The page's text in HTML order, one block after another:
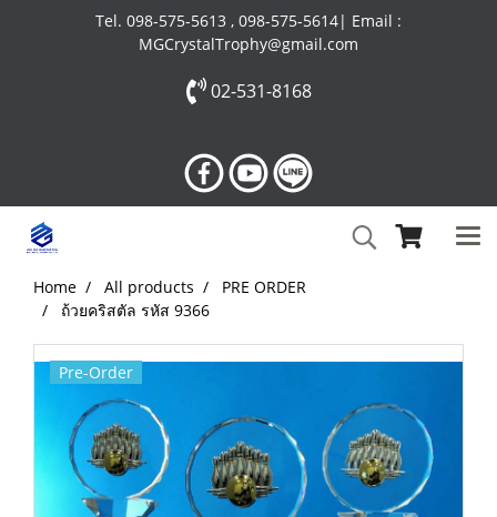
Tel. 098-575-5613 , 098-575-5614| Email :
MGCrystalTrophy@gmail.com
02-531-8168
Home All products
PRE ORDER
ถ้วยคริสตัล รหัส 9366
Pre-Order